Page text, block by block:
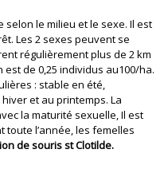
le milieu et le sexe. Il est
Les 2 sexes peuvent se
régulièrement plus de 2 km
de 0,25 individus au100/ha.
: stable en été,
et au printemps. La
la maturité sexuelle, Il est
l’année, les femelles
de souris st Clotilde.